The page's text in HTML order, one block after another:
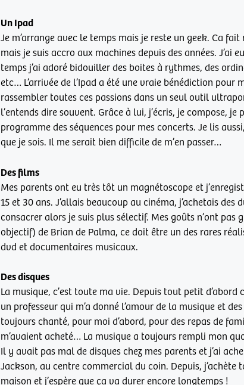
Un Ipad
Je m’arrange avec le temps mais je reste un geek. Ca
mais je suis accro aux machines depuis des années.
temps j’ai adoré bidouiller des boites à rythmes, des
etc… L’arrivée de l’Ipad a été une vraie bénédiction
rassembler toutes ces passions dans un seul outil
l’entends dire souvent. Grâce à lui, j’écris, je compose,
programme des séquences pour mes concerts. Je lis
que je sois. Il me serait bien difficile de m’en passer…
Des films
Mes parents ont eu très tôt un magnétoscope et
15 et 30 ans. J’allais beaucoup au cinéma, j’achetais
consacrer alors je suis plus sélectif. Mes goûts n’ont
objectif) de Brian de Palma, ce doit être un des rares
dvd et documentaires musicaux.
Des disques
La musique, c’est toute ma vie. Depuis tout petit
un professeur qui m’a donné l’amour de la musique et
toujours chanté, pour moi d’abord, pour des repas de
m’avaient acheté… La musique a toujours rempli mon
Il y avait pas mal de disques chez mes parents et j’ai
Jackson, au centre commercial du coin. Depuis,
maison et j’espère que ça va durer encore longtemps !